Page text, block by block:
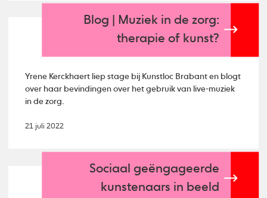
Blog | Muziek in de zorg:
therapie of kunst?
Yrene Kerckhaert liep stage bij Kunstloc Brabant en blogt
over haar bevindingen over het gebruik van live-muziek
in de zorg.
21 juli 2022
Sociaal geëngageerde
kunstenaars in beeld